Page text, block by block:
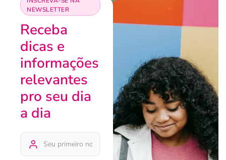
NEWSLETTER
Receba
dicas e
informações
relevantes
pro seu dia
a dia